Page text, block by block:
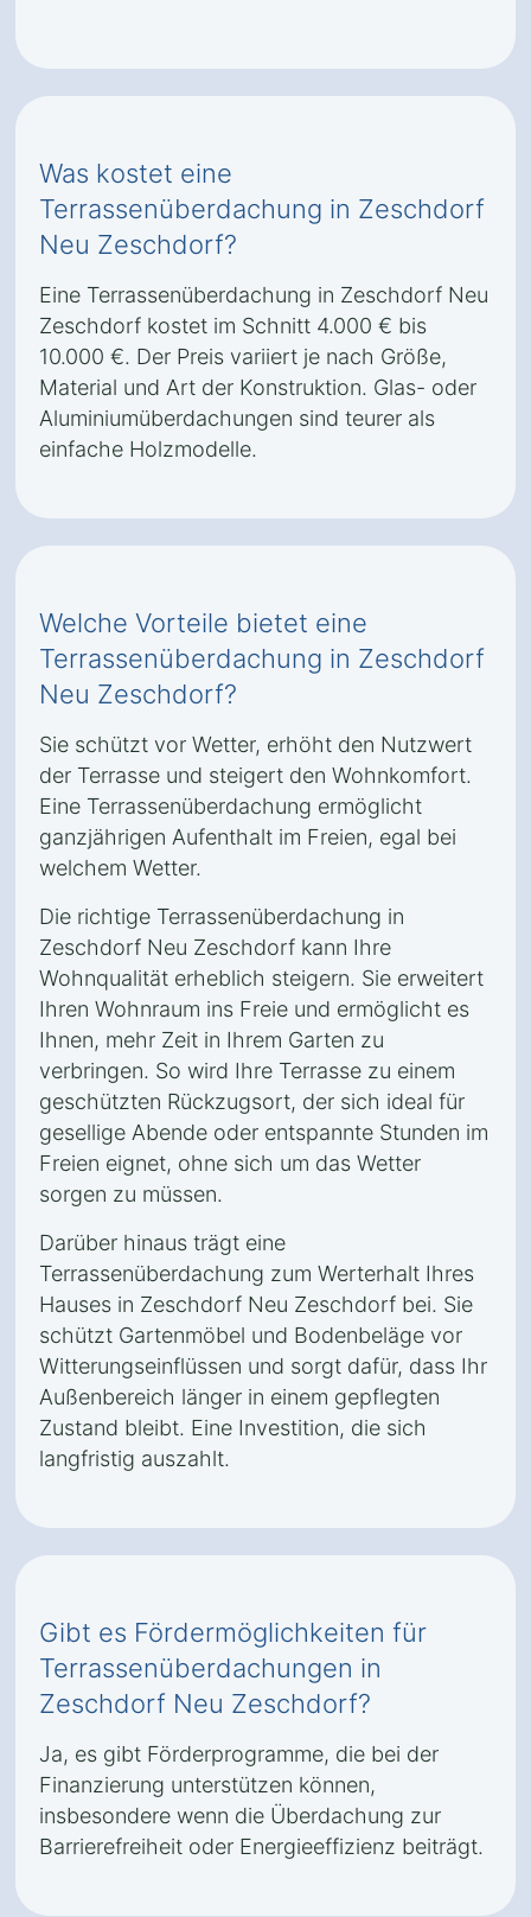
Was kostet eine
Terrassenüberdachung in Zeschdorf
Neu Zeschdorf?
Eine Terrassenüberdachung in Zeschdorf Neu
Zeschdorf kostet im Schnitt 4.000 € bis
10.000 €. Der Preis variiert je nach Größe,
Material und Art der Konstruktion. Glas- oder
Aluminiumüberdachungen sind teurer als
einfache Holzmodelle.
Welche Vorteile bietet eine
Terrassenüberdachung in Zeschdorf
Neu Zeschdorf?
Sie schützt vor Wetter, erhöht den Nutzwert
der Terrasse und steigert den Wohnkomfort.
Eine Terrassenüberdachung ermöglicht
ganzjährigen Aufenthalt im Freien, egal bei
welchem Wetter.
Die richtige Terrassenüberdachung in
Zeschdorf Neu Zeschdorf kann Ihre
Wohnqualität erheblich steigern. Sie erweitert
Ihren Wohnraum ins Freie und ermöglicht es
Ihnen, mehr Zeit in Ihrem Garten zu
verbringen. So wird Ihre Terrasse zu einem
geschützten Rückzugsort, der sich ideal für
gesellige Abende oder entspannte Stunden im
Freien eignet, ohne sich um das Wetter
sorgen zu müssen.
Darüber hinaus trägt eine
Terrassenüberdachung zum Werterhalt Ihres
Hauses in Zeschdorf Neu Zeschdorf bei. Sie
schützt Gartenmöbel und Bodenbeläge vor
Witterungseinflüssen und sorgt dafür, dass Ihr
Außenbereich länger in einem gepflegten
Zustand bleibt. Eine Investition, die sich
langfristig auszahlt.
Gibt es Fördermöglichkeiten für
Terrassenüberdachungen in
Zeschdorf Neu Zeschdorf?
Ja, es gibt Förderprogramme, die bei der
Finanzierung unterstützen können,
insbesondere wenn die Überdachung zur
Barrierefreiheit oder Energieeffizienz beiträgt.